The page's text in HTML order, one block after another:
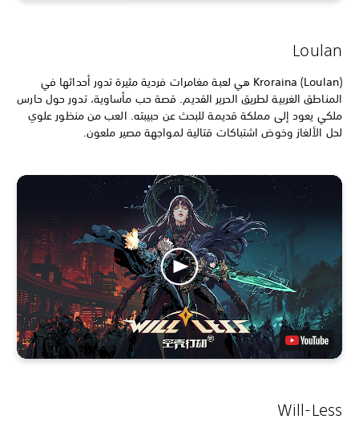
Loulan
Kroraina (Loulan) هي لعبة مغامرات فردية مثيرة تدور أحداثها في
المناطق الغربية لطريق الحرير القديم. قصة حب مأساوية، تدور حول حارس
ملكي يعود إلى مملكة قديمة للبحث عن حبيبته. العب من منظور علوي
لحل الألغاز وخوض اشتباكات قتالية لمواجهة مصير ملعون.
Will-Less